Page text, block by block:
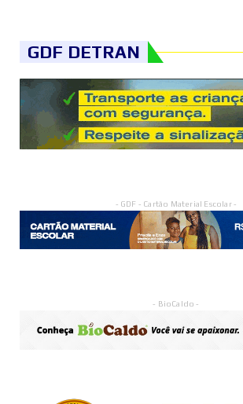
GDF DETRAN
- GDF - Cartão Material Escolar -
- BioCaldo -